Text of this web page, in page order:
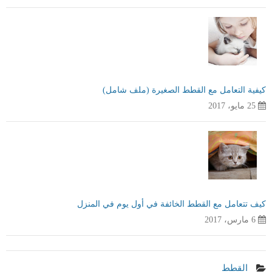
كيفية التعامل مع القطط الصغيرة (ملف شامل)
25 مايو، 2017
كيف تتعامل مع القطط الخائفة في أول يوم في المنزل
6 مارس، 2017
القطط